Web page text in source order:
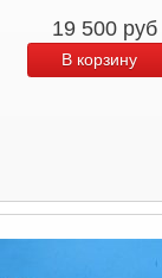
19 500 руб